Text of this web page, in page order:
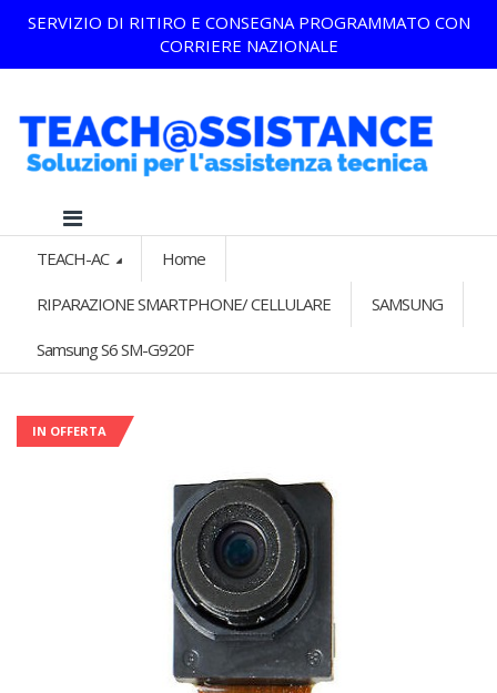
SERVIZIO DI RITIRO E CONSEGNA PROGRAMMATO CON
CORRIERE NAZIONALE
TEACH-AC Home
RIPARAZIONE SMARTPHONE/ CELLULARE SAMSUNG
Samsung S6 SM-G920F
IN OFFERTA